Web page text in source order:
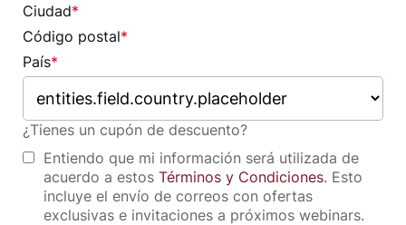
Ciudad*
Código postal*
País*
¿Tienes un cupón de descuento?
Entiendo que mi información será utilizada de
acuerdo a estos Términos y Condiciones. Esto
incluye el envío de correos con ofertas
exclusivas e invitaciones a próximos webinars.